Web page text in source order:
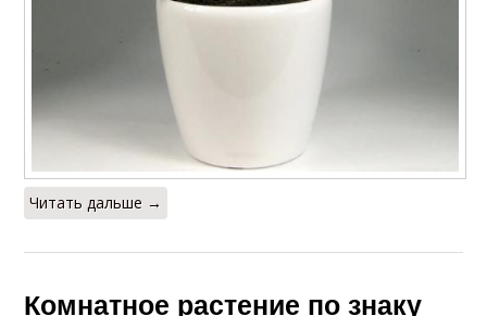
Читать дальше →
Комнатное растение по знаку